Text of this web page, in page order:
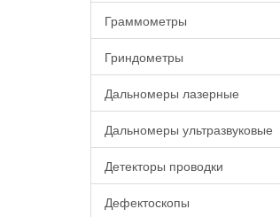
Граммометры
Гриндометры
Дальномеры лазерные
Дальномеры ультразвуковые
Детекторы проводки
Дефектоскопы